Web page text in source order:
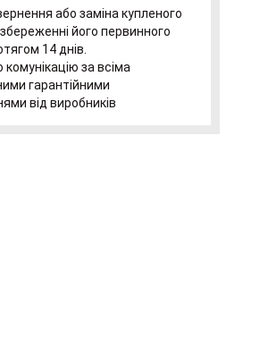
або заміна купленого
його первинного
14 днів.
за всіма
гарантійними
від виробників